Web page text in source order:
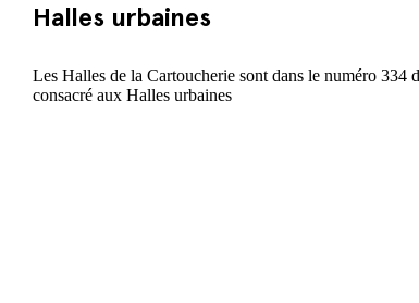
Halles urbaines
Les Halles de la Cartoucherie sont dans le numéro 334
consacré aux Halles urbaines